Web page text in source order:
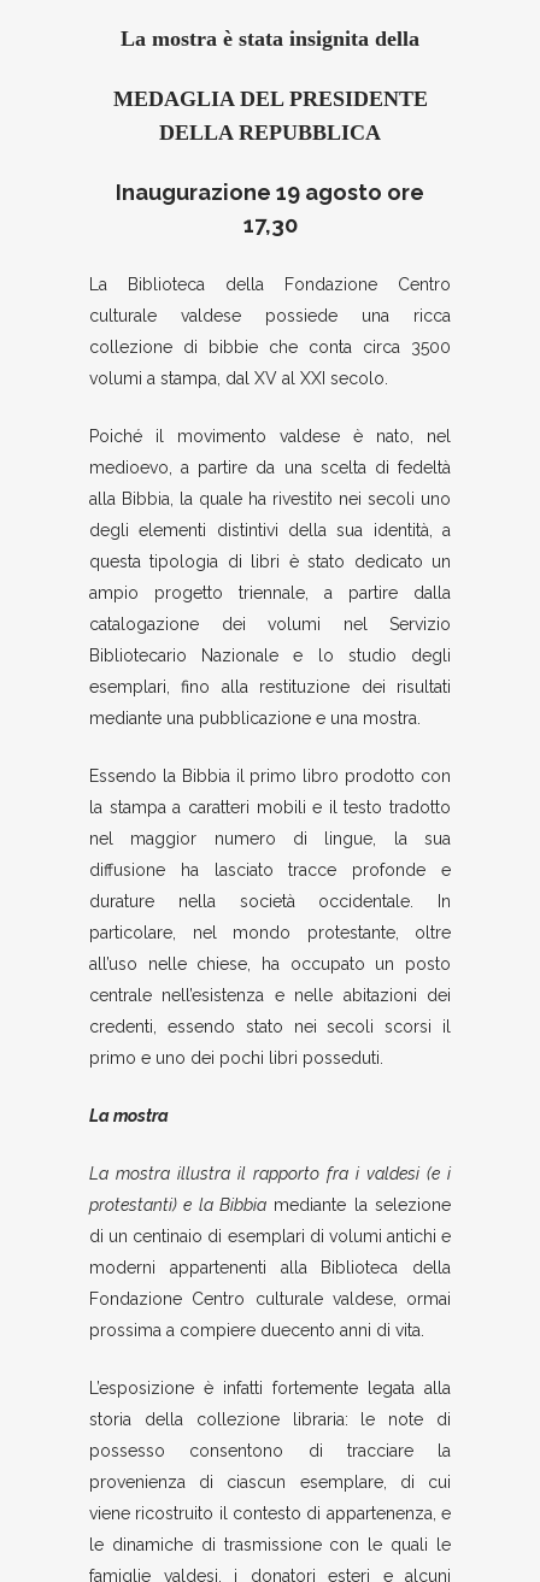
La mostra è stata insignita della
MEDAGLIA DEL PRESIDENTE
DELLA REPUBBLICA
Inaugurazione 19 agosto ore
17,30
La Biblioteca della Fondazione Centro
culturale valdese possiede una ricca
collezione di bibbie che conta circa 3500
volumi a stampa, dal XV al XXI secolo.
Poiché il movimento valdese è nato, nel
medioevo, a partire da una scelta di fedeltà
alla Bibbia, la quale ha rivestito nei secoli uno
degli elementi distintivi della sua identità, a
questa tipologia di libri è stato dedicato un
ampio progetto triennale, a partire dalla
catalogazione dei volumi nel Servizio
Bibliotecario Nazionale e lo studio degli
esemplari, fino alla restituzione dei risultati
mediante una pubblicazione e una mostra.
Essendo la Bibbia il primo libro prodotto con
la stampa a caratteri mobili e il testo tradotto
nel maggior numero di lingue, la sua
diffusione ha lasciato tracce profonde e
durature nella società occidentale. In
particolare, nel mondo protestante, oltre
all’uso nelle chiese, ha occupato un posto
centrale nell’esistenza e nelle abitazioni dei
credenti, essendo stato nei secoli scorsi il
primo e uno dei pochi libri posseduti.
La mostra
La mostra illustra il rapporto fra i valdesi (e i
protestanti) e la Bibbia mediante la selezione
di un centinaio di esemplari di volumi antichi e
moderni appartenenti alla Biblioteca della
Fondazione Centro culturale valdese, ormai
prossima a compiere duecento anni di vita.
L’esposizione è infatti fortemente legata alla
storia della collezione libraria: le note di
possesso consentono di tracciare la
provenienza di ciascun esemplare, di cui
viene ricostruito il contesto di appartenenza, e
le dinamiche di trasmissione con le quali le
famiglie valdesi, i donatori esteri e alcuni